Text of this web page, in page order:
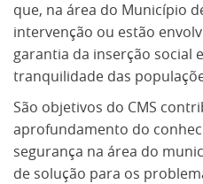
que, na área do Município
intervenção ou estão
garantia da inserção social
tranquilidade das
São objetivos do CMS
aprofundamento do
segurança na área do
de solução para os